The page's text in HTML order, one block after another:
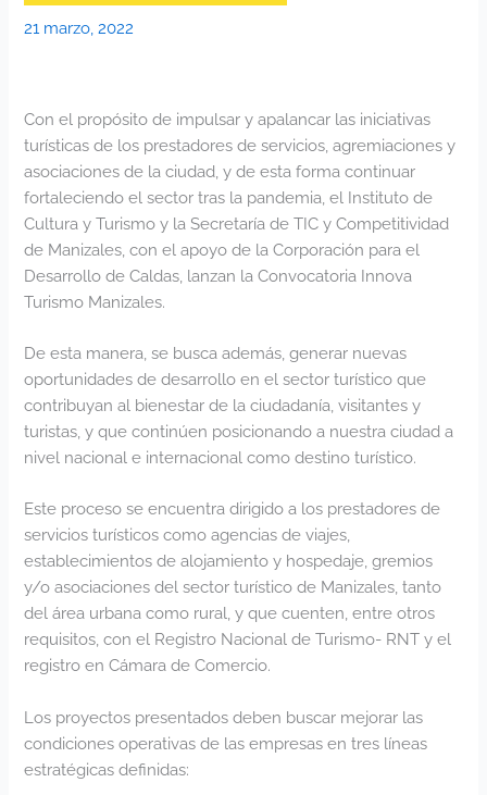
21 marzo, 2022
Con el propósito de impulsar y apalancar las iniciativas
turísticas de los prestadores de servicios, agremiaciones y
asociaciones de la ciudad, y de esta forma continuar
fortaleciendo el sector tras la pandemia, el Instituto de
Cultura y Turismo y la Secretaría de TIC y Competitividad
de Manizales, con el apoyo de la Corporación para el
Desarrollo de Caldas, lanzan la Convocatoria Innova
Turismo Manizales.
De esta manera, se busca además, generar nuevas
oportunidades de desarrollo en el sector turístico que
contribuyan al bienestar de la ciudadanía, visitantes y
turistas, y que continúen posicionando a nuestra ciudad a
nivel nacional e internacional como destino turístico.
Este proceso se encuentra dirigido a los prestadores de
servicios turísticos como agencias de viajes,
establecimientos de alojamiento y hospedaje, gremios
y/o asociaciones del sector turístico de Manizales, tanto
del área urbana como rural, y que cuenten, entre otros
requisitos, con el Registro Nacional de Turismo- RNT y el
registro en Cámara de Comercio.
Los proyectos presentados deben buscar mejorar las
condiciones operativas de las empresas en tres líneas
estratégicas definidas: